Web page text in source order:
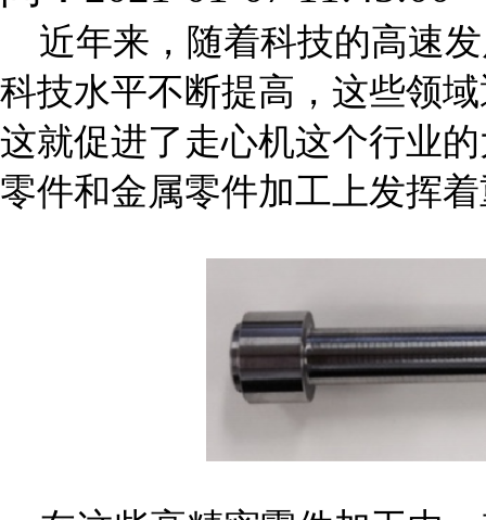
近年来，随着科技的高速
科技水平不断提高，这些领
这就促进了走心机这个行业
零件和金属零件加工上发挥